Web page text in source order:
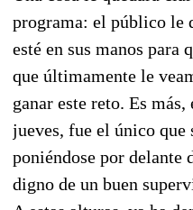
programa: el público le
esté en sus manos para
que últimamente le
ganar este reto. Es
jueves, fue el único que
poniéndose por
digno de un buen